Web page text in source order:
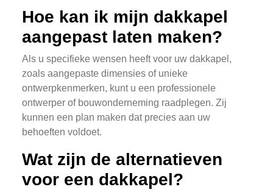
Hoe kan ik mijn dakkapel
aangepast laten maken?
Als u specifieke wensen heeft voor uw dakkapel,
zoals aangepaste dimensies of unieke
ontwerpkenmerken, kunt u een professionele
ontwerper of bouwonderneming raadplegen. Zij
kunnen een plan maken dat precies aan uw
behoeften voldoet.
Wat zijn de alternatieven
voor een dakkapel?